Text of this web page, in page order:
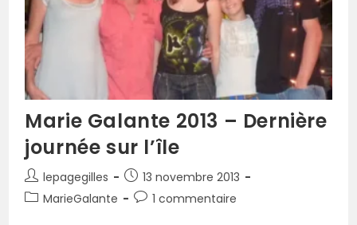
Marie Galante 2013 – Dernière
journée sur l’île
lepagegilles
13 novembre 2013
MarieGalante
1 commentaire